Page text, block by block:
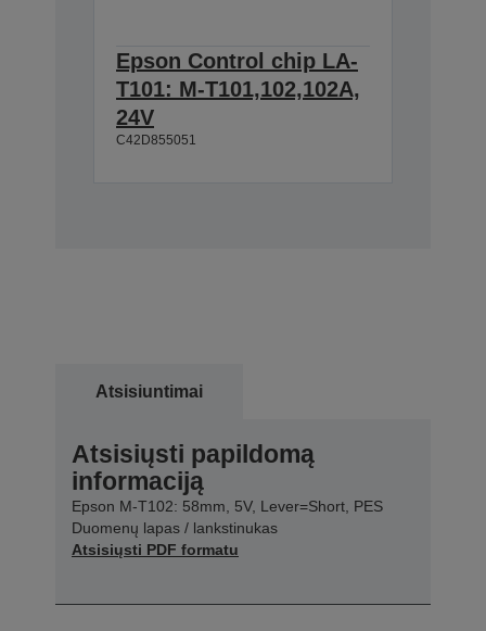
Epson Control chip LA-
T101: M-T101,102,102A,
24V
C42D855051
Atsisiuntimai
Atsisiųsti papildomą
informaciją
Epson M-T102: 58mm, 5V, Lever=Short, PES
Duomenų lapas / lankstinukas
Atsisiųsti PDF formatu